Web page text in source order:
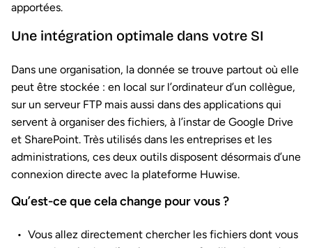
apportées.
Une intégration optimale dans votre SI
Dans une organisation, la donnée se trouve partout où elle
peut être stockée : en local sur l’ordinateur d’un collègue,
sur un serveur FTP mais aussi dans des applications qui
servent à organiser des fichiers, à l’instar de Google Drive
et SharePoint. Très utilisés dans les entreprises et les
administrations, ces deux outils disposent désormais d’une
connexion directe avec la plateforme Huwise.
Qu’est-ce que cela change pour vous ?
Vous allez directement chercher les fichiers dont vous